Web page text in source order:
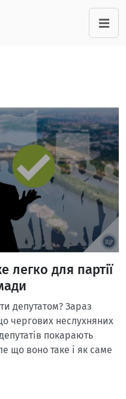
легко для партії
депутатом? Зараз
чергових неслухняних
покарають
що воно таке і як саме